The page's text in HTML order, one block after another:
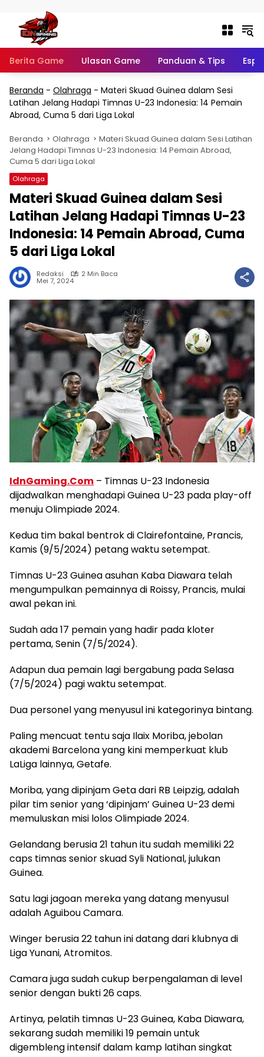
Berita Game Ulasan Game Panduan & Tips
Beranda - Olahraga - Materi Skuad Guinea dalam Sesi
Latihan Jelang Hadapi Timnas U-23 Indonesia: 14 Pemain
Abroad, Cuma 5 dari Liga Lokal
Beranda Olahraga
Materi Skuad Guinea dalam Sesi Latihan
Jelang Hadapi Timnas U-23 Indonesia: 14 Pemain Abroad,
Cuma 5 dari Liga Lokal
Olahraga
Materi Skuad Guinea dalam Sesi
Latihan Jelang Hadapi Timnas U-23
Indonesia: 14 Pemain Abroad, Cuma
5 dari Liga Lokal
Redaksi 2 Min Baca
Mei 7, 2024
IdnGaming.Com – Timnas U-23 Indonesia
dijadwalkan menghadapi Guinea U-23 pada play-off
menuju Olimpiade 2024.
Kedua tim bakal bentrok di Clairefontaine, Prancis,
Kamis (9/5/2024) petang waktu setempat.
Timnas U-23 Guinea asuhan Kaba Diawara telah
mengumpulkan pemainnya di Roissy, Prancis, mulai
awal pekan ini.
Sudah ada 17 pemain yang hadir pada kloter
pertama, Senin (7/5/2024).
Adapun dua pemain lagi bergabung pada Selasa
(7/5/2024) pagi waktu setempat.
Dua personel yang menyusul ini kategorinya bintang.
Paling mencuat tentu saja Ilaix Moriba, jebolan
akademi Barcelona yang kini memperkuat klub
LaLiga lainnya, Getafe.
Moriba, yang dipinjam Geta dari RB Leipzig, adalah
pilar tim senior yang ‘dipinjam’ Guinea U-23 demi
memuluskan misi lolos Olimpiade 2024.
Gelandang berusia 21 tahun itu sudah memiliki 22
caps timnas senior skuad Syli National, julukan
Guinea.
Satu lagi jagoan mereka yang datang menyusul
adalah Aguibou Camara.
Winger berusia 22 tahun ini datang dari klubnya di
Liga Yunani, Atromitos.
Camara juga sudah cukup berpengalaman di level
senior dengan bukti 26 caps.
Artinya, pelatih timnas U-23 Guinea, Kaba Diawara,
sekarang sudah memiliki 19 pemain untuk
digembleng intensif dalam kamp latihan singkat